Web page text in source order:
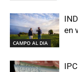
CAMPO AL DIA
en